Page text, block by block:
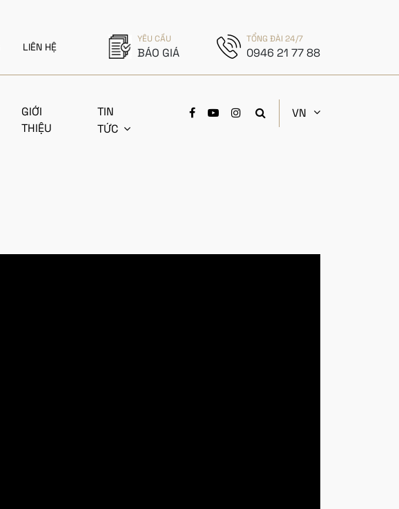
LIÊN HỆ
YÊU CẦU
BÁO GIÁ
TỔNG ĐÀI 24/7
0946 21 77 88
GIỚI
THIỆU
TIN
TỨC
VN